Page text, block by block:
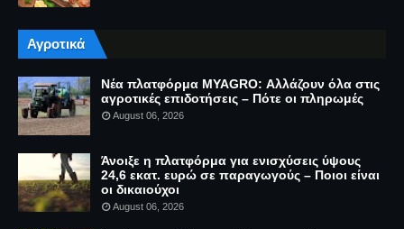
Αγροτικά
Νέα πλατφόρμα MYAGRO: Αλλάζουν όλα στις
αγροτικές επιδοτήσεις – Πότε οι πληρωμές
August 06, 2026
Άνοιξε η πλατφόρμα για ενισχύσεις ύψους
24,6 εκατ. ευρώ σε παραγωγούς – Ποιοι είναι
οι δικαιούχοι
August 06, 2026